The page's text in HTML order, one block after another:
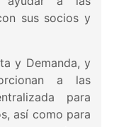
sus socios y
y Demanda, y
a las
para
así como para